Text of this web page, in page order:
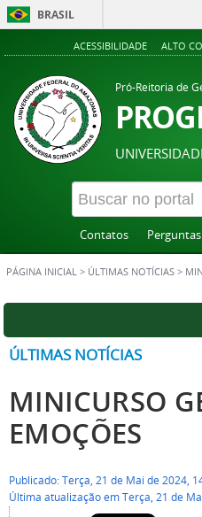
BRASIL
ACESSIBILIDADE ALTO
Pró-Reitoria de
Contatos
PÁGINA INICIAL > ÚLTIMAS NOTÍCIAS >
ÚLTIMAS NOTÍCIAS
MINICURSO
EMOÇÕES
Publicado: Terça, 21 de Mai de 2024,
Última atualização em Terça, 21 de